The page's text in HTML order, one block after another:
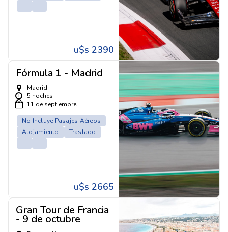
...
...
u$s 2390
Fórmula 1 - Madrid
Madrid
5 noches
11 de septiembre
No Incluye Pasajes Aéreos
Alojamiento
Traslado
...
...
u$s 2665
Gran Tour de Francia
- 9 de octubre